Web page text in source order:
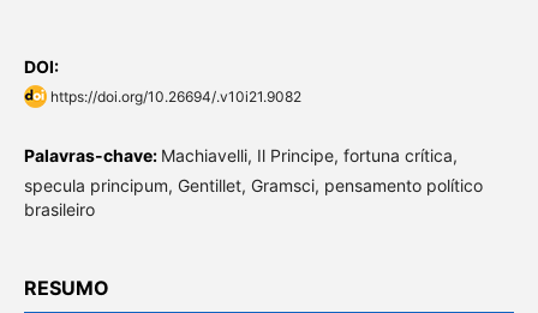
DOI:
https://doi.org/10.26694/.v10i21.9082
Palavras-chave: Machiavelli, Il Principe, fortuna crítica,
specula principum, Gentillet, Gramsci, pensamento político
brasileiro
RESUMO